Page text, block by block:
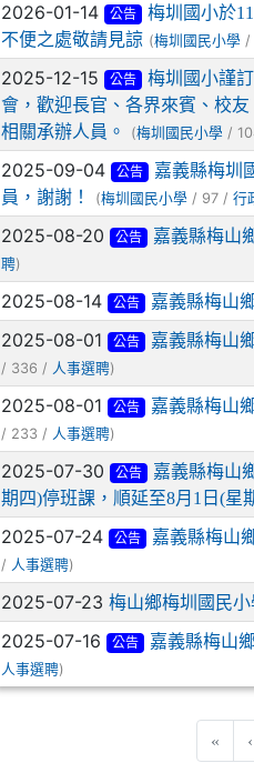
2026-01-14 公告
梅圳國小於
不便之處敬請見諒 (梅圳國民小學 /
2025-12-15 公告
梅圳國小謹
會，歡迎長官、各界來賓、校
相關承辦人員。
(梅圳國民小學 /
2025-09-04 公告
嘉義縣梅圳
員，謝謝！
(梅圳國民小學 / 97 /行
2025-08-20 公告 嘉義縣梅山
聘)
2025-08-14 公告 嘉義縣梅山
2025-08-01 公告 嘉義縣梅山
/ 336 / 人事選聘)
2025-08-01 公告 嘉義縣梅山
/ 233 / 人事選聘)
2025-07-30 公告
嘉義縣梅山
期四)停班課，順延至8月1日(星
2025-07-24 公告 嘉義縣梅山
/ 人事選聘)
2025-07-23梅山鄉梅圳國民
2025-07-16 公告 嘉義縣梅山
人事選聘)
« ‹